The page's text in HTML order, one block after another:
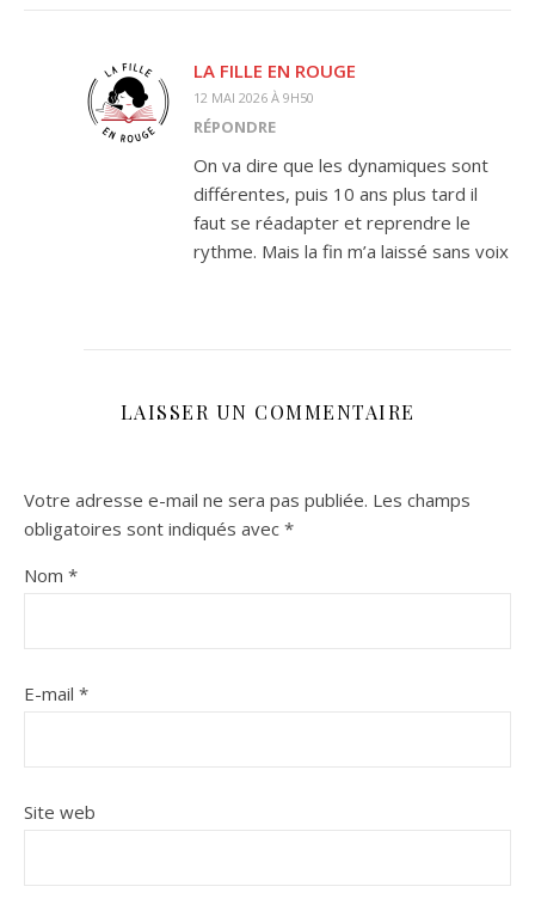
LA FILLE EN ROUGE
12 MAI 2026 À 9H50
RÉPONDRE
On va dire que les dynamiques sont
différentes, puis 10 ans plus tard il
faut se réadapter et reprendre le
rythme. Mais la fin m’a laissé sans voix
LAISSER UN COMMENTAIRE
Votre adresse e-mail ne sera pas publiée. Les champs
obligatoires sont indiqués avec *
Nom *
E-mail *
Site web